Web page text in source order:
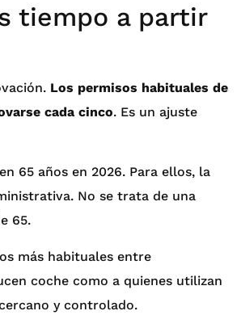
tiempo a partir
Los permisos habituales de
cada cinco. Es un ajuste
65 años en 2026. Para ellos, la
No se trata de una
65.
más habituales entre
coche como a quienes utilizan
y controlado.